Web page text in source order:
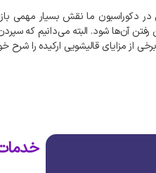
در دکوراسیون ما نقش بسیار مهمی
رفتن آن‌هاشود. البته می‌دانیمکه
برخی از مزایای قالیشویی ارکیده راشرح